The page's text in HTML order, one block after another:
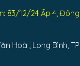
83/12/24 Ấp 4,
Hoà , Long Bình,